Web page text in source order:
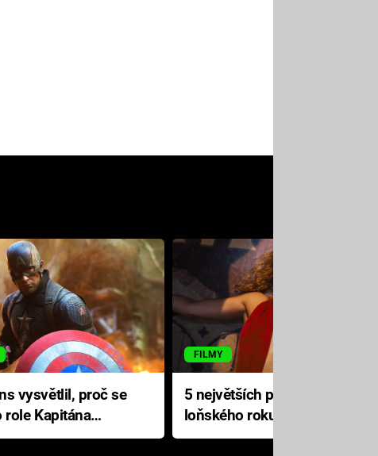
vysvětlil, proč se
role Kapitána
FILMY
5 největších propadáků
loňského roku: Disney na
jediné katastrofě prodělal 200